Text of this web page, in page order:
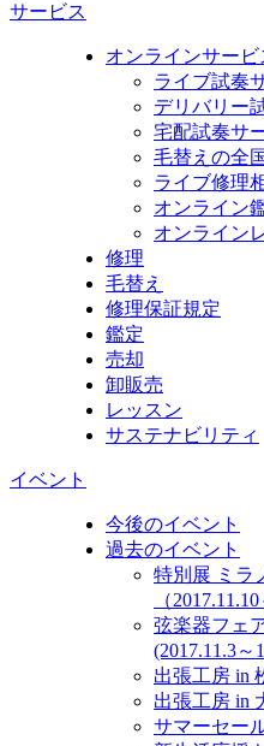
サービス
オンラインサービ
ライブ試奏
デリバリー
宅配試奏サ
毛替えの全
ライブ修理
オンライン
オンライン
修理
毛替え
修理保証規定
鑑定
売却
卸販売
レッスン
サステナビリティ
イベント
今後のイベント
過去のイベント
特別展 ミラ
（2017.11.10
弦楽器フェ
(2017.11.3～
出張工房 in
出張工房 in
サマーセー